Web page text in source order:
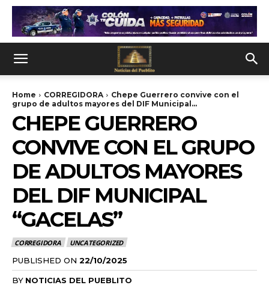
Home CORREGIDORA
Chepe Guerrero convive con el
grupo de adultos mayores del DIF Municipal...
CHEPE GUERRERO
CONVIVE CON EL GRUPO
DE ADULTOS MAYORES
DEL DIF MUNICIPAL
“GACELAS”
CORREGIDORA UNCATEGORIZED
PUBLISHED ON 22/10/2025
BY NOTICIAS DEL PUEBLITO